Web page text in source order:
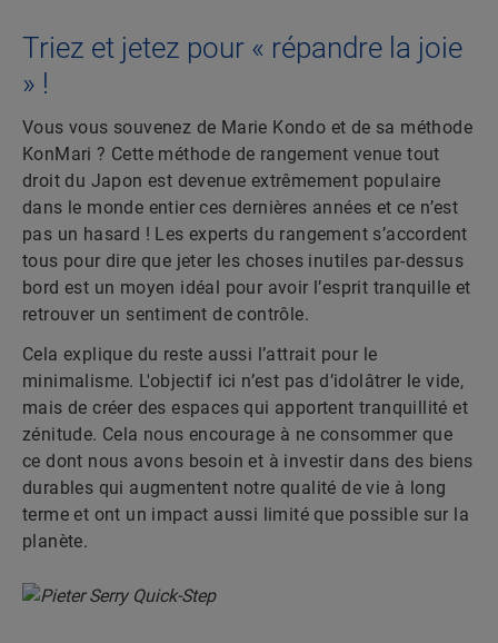
Triez et jetez pour « répandre la joie
» !
Vous vous souvenez de Marie Kondo et de sa méthode
KonMari ? Cette méthode de rangement venue tout
droit du Japon est devenue extrêmement populaire
dans le monde entier ces dernières années et ce n’est
pas un hasard ! Les experts du rangement s’accordent
tous pour dire que jeter les choses inutiles par-dessus
bord est un moyen idéal pour avoir l’esprit tranquille et
retrouver un sentiment de contrôle.
Cela explique du reste aussi l’attrait pour le
minimalisme. L'objectif ici n’est pas d’idolâtrer le vide,
mais de créer des espaces qui apportent tranquillité et
zénitude. Cela nous encourage à ne consommer que
ce dont nous avons besoin et à investir dans des biens
durables qui augmentent notre qualité de vie à long
terme et ont un impact aussi limité que possible sur la
planète.